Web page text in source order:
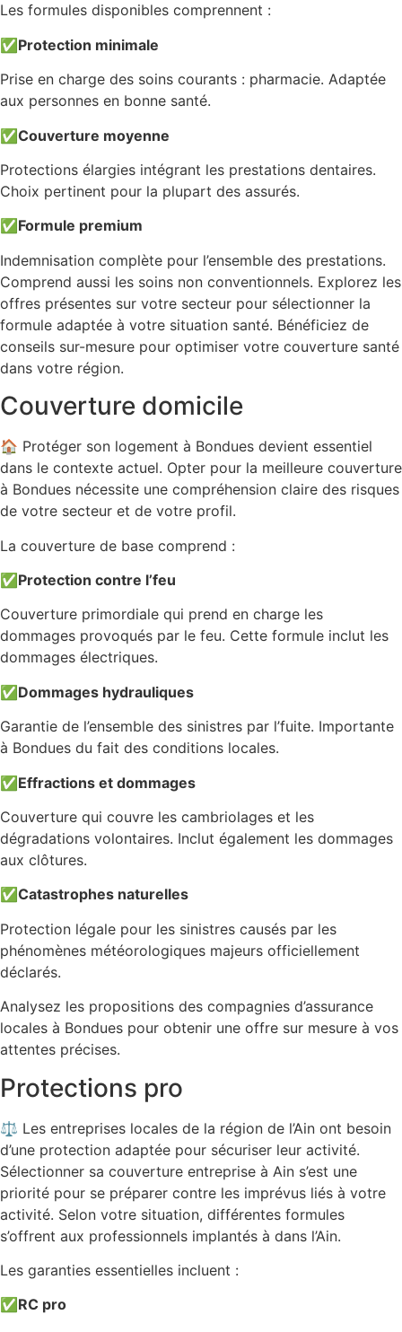
Les formules disponibles comprennent :
✅Protection minimale
Prise en charge des soins courants : pharmacie. Adaptée
aux personnes en bonne santé.
✅Couverture moyenne
Protections élargies intégrant les prestations dentaires.
Choix pertinent pour la plupart des assurés.
✅ Formule premium
Indemnisation complète pour l’ensemble des prestations.
Comprend aussi les soins non conventionnels. Explorez les
offres présentes sur votre secteur pour sélectionner la
formule adaptée à votre situation santé. Bénéficiez de
conseils sur-mesure pour optimiser votre couverture santé
dans votre région.
Couverture domicile
🏠 Protéger son logement à Bondues devient essentiel
dans le contexte actuel. Opter pour la meilleure couverture
à Bondues nécessite une compréhension claire des risques
de votre secteur et de votre profil.
La couverture de base comprend :
✅ Protection contre l’feu
Couverture primordiale qui prend en charge les
dommages provoqués par le feu. Cette formule inclut les
dommages électriques.
✅Dommages hydrauliques
Garantie de l’ensemble des sinistres par l’fuite. Importante
à Bondues du fait des conditions locales.
✅Effractions et dommages
Couverture qui couvre les cambriolages et les
dégradations volontaires. Inclut également les dommages
aux clôtures.
✅Catastrophes naturelles
Protection légale pour les sinistres causés par les
phénomènes météorologiques majeurs officiellement
déclarés.
Analysez les propositions des compagnies d’assurance
locales à Bondues pour obtenir une offre sur mesure à vos
attentes précises.
Protections pro
⚖️ Les entreprises locales de la région de l’Ain ont besoin
d’une protection adaptée pour sécuriser leur activité.
Sélectionner sa couverture entreprise à Ain s’est une
priorité pour se préparer contre les imprévus liés à votre
activité. Selon votre situation, différentes formules
s’offrent aux professionnels implantés à dans l’Ain.
Les garanties essentielles incluent :
✅ RC pro